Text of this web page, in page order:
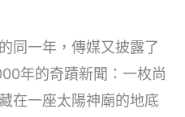
同一年，傳媒又披露了
年的奇蹟新聞：一枚尚
在一座太陽神廟的地底